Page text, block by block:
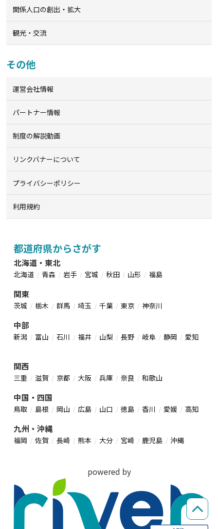
関係人口の創出・拡大
観光・交流
その他
運営会社情報
パートナー情報
制度の解説動画
リンクバナーについて
プライバシーポリシー
利用規約
都道府県からさがす
北海道・東北
北海道 青森 岩手 宮城 秋田 山形 福島
関東
茨城 栃木 群馬 埼玉 千葉 東京 神奈川
中部
新潟 富山 石川 福井 山梨 長野 岐阜 静岡 愛知
関西
三重 滋賀 京都 大阪 兵庫 奈良 和歌山
中国・四国
鳥取 島根 岡山 広島 山口 徳島 香川 愛媛 高知
九州・沖縄
福岡 佐賀 長崎 熊本 大分 宮崎 鹿児島 沖縄
powered by